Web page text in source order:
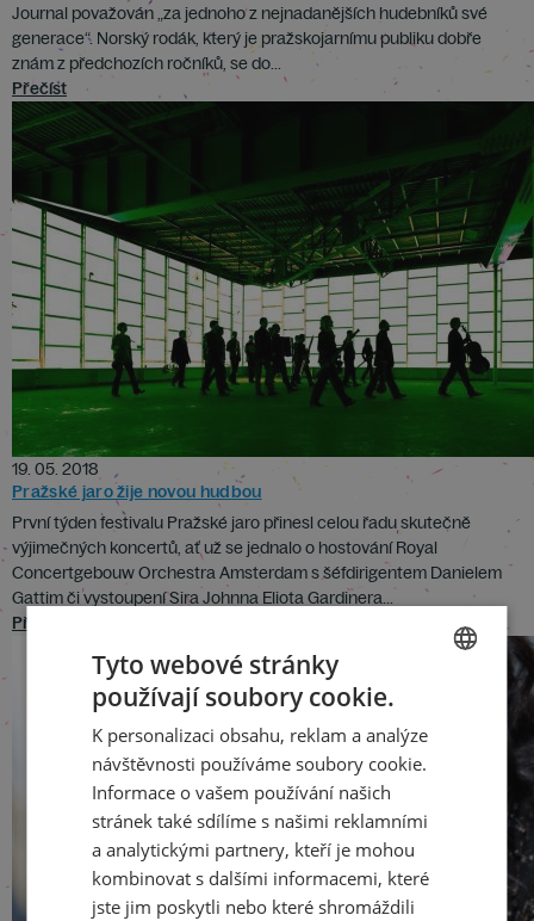
Journal považován „za jednoho z nejnadanějších hudebníků své
generace“. Norský rodák, který je pražskojarnímu publiku dobře
znám z předchozích ročníků, se do...
Přečíst
19. 05. 2018
Pražské jaro žije novou hudbou
První týden festivalu Pražské jaro přinesl celou řadu skutečně
výjimečných koncertů, ať už se jednalo o hostování Royal
Concertgebouw Orchestra Amsterdam s šéfdirigentem Danielem
Gattim či vystoupení Sira Johnna Eliota Gardinera...
Přečíst
ENGLISH
Tyto webové stránky
používají soubory cookie.
K personalizaci obsahu, reklam a analýze
návštěvnosti používáme soubory cookie.
Informace o vašem používání našich
stránek také sdílíme s našimi reklamními
a analytickými partnery, kteří je mohou
kombinovat s dalšími informacemi, které
jste jim poskytli nebo které shromáždili